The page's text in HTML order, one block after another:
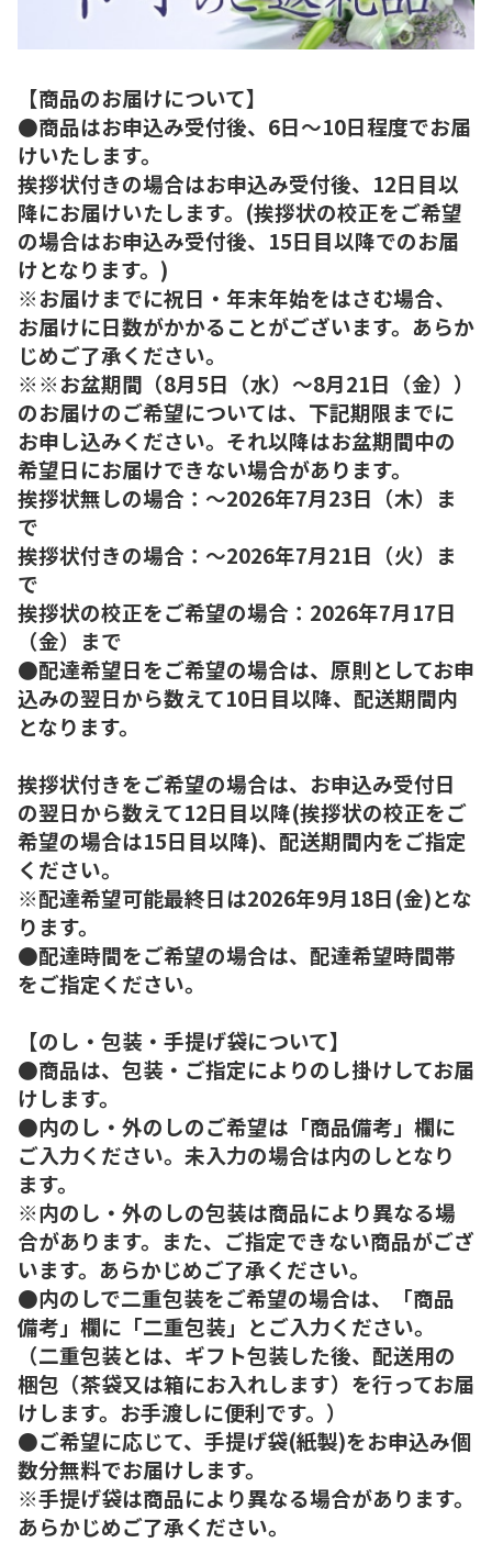
【商品のお届けについて】
●商品はお申込み受付後、6日～10日程度でお届
けいたします。
挨拶状付きの場合はお申込み受付後、12日目以
降にお届けいたします。(挨拶状の校正をご希望
の場合はお申込み受付後、15日目以降でのお届
けとなります。)
※お届けまでに祝日・年末年始をはさむ場合、
お届けに日数がかかることがございます。あらか
じめご了承ください。
※※お盆期間（8月5日（水）～8月21日（金））
のお届けのご希望については、下記期限までに
お申し込みください。それ以降はお盆期間中の
希望日にお届けできない場合があります。
挨拶状無しの場合：～2026年7月23日（木）ま
で
挨拶状付きの場合：～2026年7月21日（火）ま
で
挨拶状の校正をご希望の場合：2026年7月17日
（金）まで
●配達希望日をご希望の場合は、原則としてお申
込みの翌日から数えて10日目以降、配送期間内
となります。
挨拶状付きをご希望の場合は、お申込み受付日
の翌日から数えて12日目以降(挨拶状の校正をご
希望の場合は15日目以降)、配送期間内をご指定
ください。
※配達希望可能最終日は2026年9月18日(金)とな
ります。
●配達時間をご希望の場合は、配達希望時間帯
をご指定ください。
【のし・包装・手提げ袋について】
●商品は、包装・ご指定によりのし掛けしてお届
けします。
●内のし・外のしのご希望は「商品備考」欄に
ご入力ください。未入力の場合は内のしとなり
ます。
※内のし・外のしの包装は商品により異なる場
合があります。また、ご指定できない商品がござ
います。あらかじめご了承ください。
●内のしで二重包装をご希望の場合は、「商品
備考」欄に「二重包装」とご入力ください。
（二重包装とは、ギフト包装した後、配送用の
梱包（茶袋又は箱にお入れします）を行ってお届
けします。お手渡しに便利です。）
●ご希望に応じて、手提げ袋(紙製)をお申込み個
数分無料でお届けします。
※手提げ袋は商品により異なる場合があります。
あらかじめご了承ください。